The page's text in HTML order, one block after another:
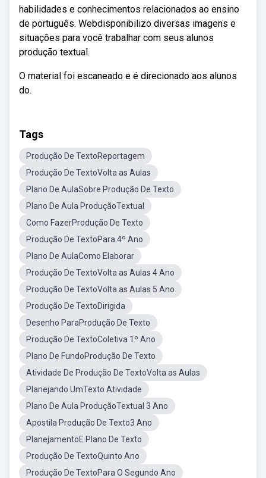
habilidades e conhecimentos relacionados ao ensino
de português. Webdisponibilizo diversas imagens e
situações para você trabalhar com seus alunos
produção textual.
O material foi escaneado e é direcionado aos alunos
do.
Tags
Produção De TextoReportagem
Produção De TextoVolta as Aulas
Plano De AulaSobre Produção De Texto
Plano De Aula ProduçãoTextual
Como FazerProdução De Texto
Produção De TextoPara 4º Ano
Plano De AulaComo Elaborar
Produção De TextoVolta as Aulas 4 Ano
Produção De TextoVolta as Aulas 5 Ano
Produção De TextoDirigida
Desenho ParaProdução De Texto
Produção De TextoColetiva 1º Ano
Plano De FundoProdução De Texto
Atividade De Produção De TextoVolta as Aulas
Planejando UmTexto Atividade
Plano De Aula ProduçãoTextual 3 Ano
Apostila Produção De Texto3 Ano
PlanejamentoE Plano De Texto
Produção De TextoQuinto Ano
Produção De TextoPara O Segundo Ano